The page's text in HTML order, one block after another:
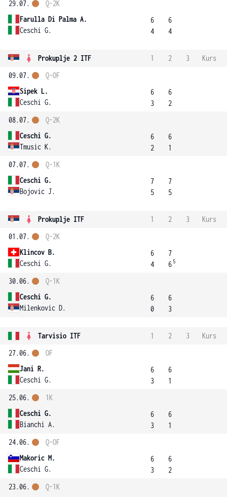
29.07.
Farulla Di Palma A.
Ceschi G.
Q-2K
6
4
6
4
Prokuplje 2 ITF 1 2 3
Kurs
09.07.
Sipek L.
Ceschi G.
Q-OF
6
3
6
2
08.07.
Ceschi G.
Tmusic K.
Q-2K
6
2
6
1
07.07.
Ceschi G.
Bojovic J.
Q-1K
7
5
7
5
Prokuplje ITF 1 2 3
Kurs
01.07.
Klincov B.
Ceschi G.
Q-2K
6
4
7
6 5
30.06.
Ceschi G.
Milenkovic D.
Q-1K
6
0
6
3
Tarvisio ITF 1 2 3
Kurs
27.06.
Jani R.
Ceschi G.
OF
6
3
6
1
25.06.
Ceschi G.
Bianchi A.
1K
6
3
6
1
24.06.
Makoric M.
Ceschi G.
Q-OF
6
3
6
2
23.06.
Q-1K